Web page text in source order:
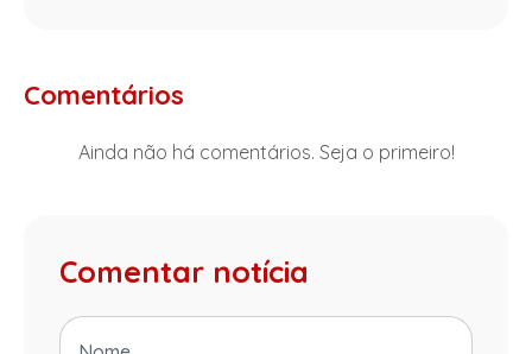
Comentários
Ainda não há comentários. Seja o primeiro!
Comentar notícia